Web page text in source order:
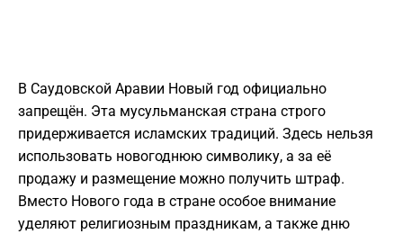
В Саудовской Аравии Новый год официально
запрещён. Эта мусульманская страна строго
придерживается исламских традиций. Здесь нельзя
использовать новогоднюю символику, а за её
продажу и размещение можно получить штраф.
Вместо Нового года в стране особое внимание
уделяют религиозным праздникам, а также дню